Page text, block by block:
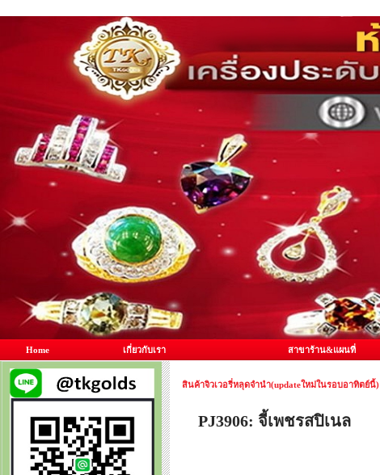
Home เกี่ยวกับเรา สาขาร้าน&แผนที่
สินค้าจิวเวอรี่หลุดจำนำ(updateใหม่ในรอบอาทิตย์นี้)
PJ3906: จี้เพชรสปิเนล